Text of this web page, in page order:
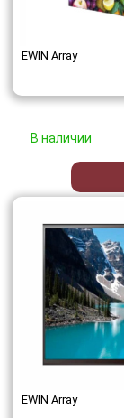
EWIN Array
В наличии
EWIN Array